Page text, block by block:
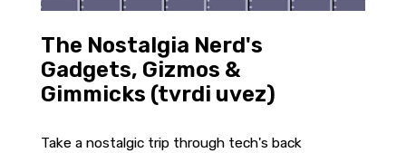
The Nostalgia Nerd's
Gadgets, Gizmos &
Gimmicks (tvrdi uvez)
Take a nostalgic trip through tech's back